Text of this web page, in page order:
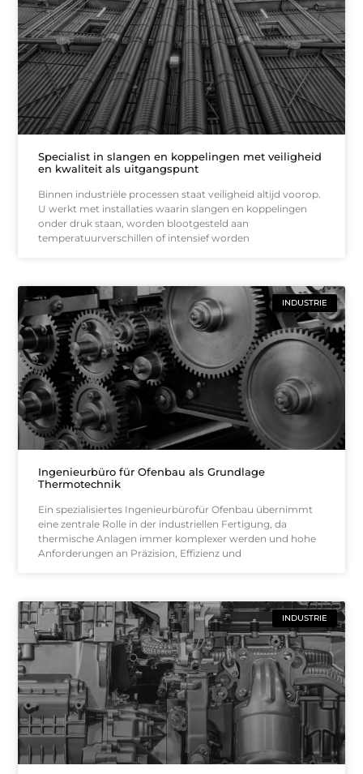
Specialist in slangen en koppelingen met veiligheid
en kwaliteit als uitgangspunt
Binnen industriële processen staat veiligheid altijd voorop.
U werkt met installaties waarin slangen en koppelingen
onder druk staan, worden blootgesteld aan
temperatuurverschillen of intensief worden
INDUSTRIE
Ingenieurbüro für Ofenbau als Grundlage
Thermotechnik
Ein spezialisiertes Ingenieurbürofür Ofenbau übernimmt
eine zentrale Rolle in der industriellen Fertigung, da
thermische Anlagen immer komplexer werden und hohe
Anforderungen an Präzision, Effizienz und
INDUSTRIE